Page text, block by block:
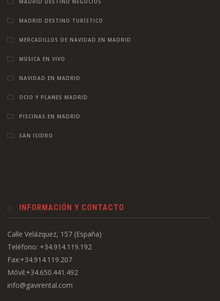
MADRID DESTINO TURÍSTICO
MERCADILLOS DE NAVIDAD EN MADRID
MÚSICA EN VIVO
NAVIDAD EN MADRID
OCIO Y PLANES MADRID
PISCINAS EN MADRID
SAN ISIDRO
INFORMACIÓN Y CONTACTO
Calle Velázquez, 157 (España)
Teléfono: +34.914.119.192
Fax:+34.914.119.207
Móvil:+34.650.441.492
info@gavirental.com